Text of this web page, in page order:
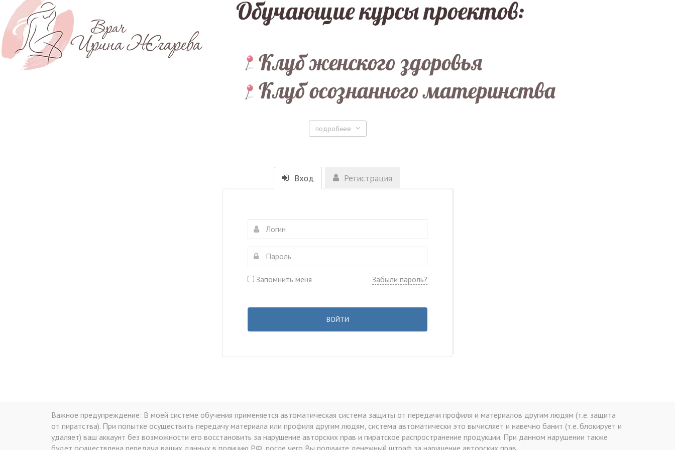
подробнее
Вход Регистрация
Запомнить меня Забыли пароль?
ВОЙТИ
Важное предупреждение: В моей системе обучения применяется автоматическая система защиты от передачи профиля и материалов другим людям (т.е. защита
от пиратства). При попытке осуществить передачу материала или профиля другим людям, система автоматически это вычисляет и навечно банит (т.е. блокирует и
удаляет) ваш аккаунт без возможности его восстановить за нарушение авторских прав и пиратское распространение продукции. При данном нарушении также
будет осуществлена передача ваших данных в полицию РФ, после чего Вы получите денежный штраф за нарушение авторских прав.